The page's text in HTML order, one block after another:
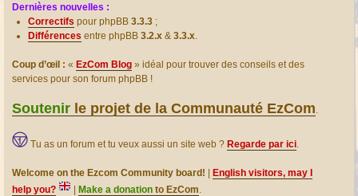
Dernières nouvelles :
Correctifs pour phpBB 3.3.3 ;
Différences entre phpBB 3.2.x & 3.3.x.
Coup d’œil : « EzCom Blog » idéal pour trouver des conseils et des
services pour son forum phpBB !
Soutenir le projet de la Communauté EzCom.
Tu as un forum et tu veux aussi un site web ? Regarde par ici.
Welcome on the Ezcom Community board!
English visitors, may I
help you?
Make a donation to EzCom.